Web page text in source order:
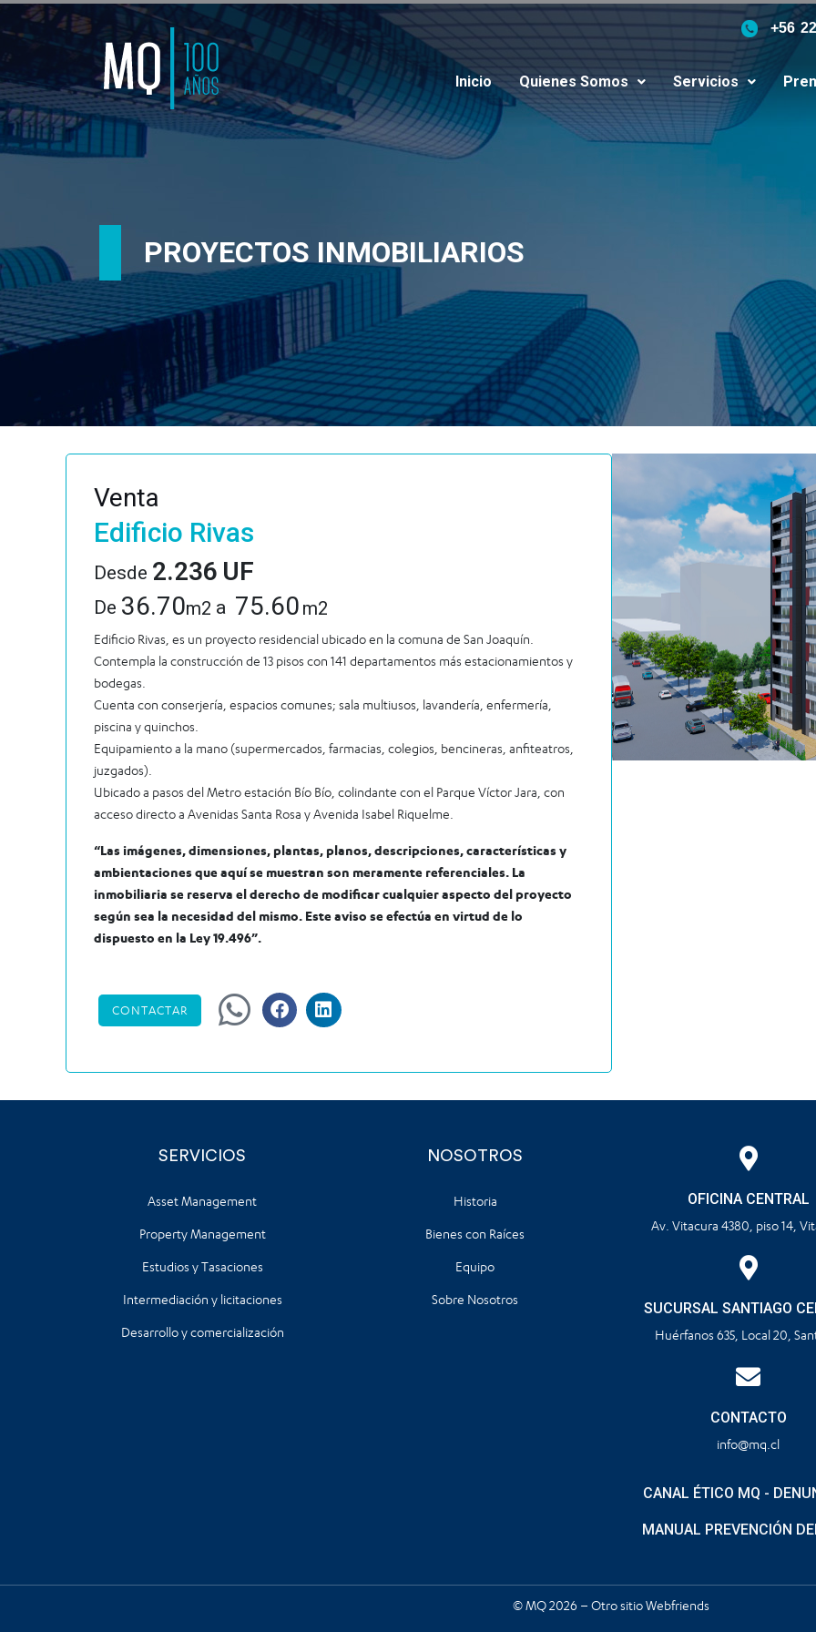
+56
Inicio Quienes Somos Servicios
PROYECTOS INMOBILIARIOS
Venta
Edificio Rivas
Desde 2.236 UF
De 36.70m2 a 75.60 m2
Edificio Rivas, es un proyecto residencial ubicado en la comuna de San Joaquín.
Contempla la construcción de 13 pisos con 141 departamentos más estacionamientos y
bodegas.
Cuenta con conserjería, espacios comunes; sala multiusos, lavandería, enfermería,
piscina y quinchos.
Equipamiento a la mano (supermercados, farmacias, colegios, bencineras, anfiteatros,
juzgados).
Ubicado a pasos del Metro estación Bío Bío, colindante con el Parque Víctor Jara, con
acceso directo a Avenidas Santa Rosa y Avenida Isabel Riquelme.
“Las imágenes, dimensiones, plantas, planos, descripciones, características y
ambientaciones que aquí se muestran son meramente referenciales. La
inmobiliaria se reserva el derecho de modificar cualquier aspecto del proyecto
según sea la necesidad del mismo. Este aviso se efectúa en virtud de lo
dispuesto en la Ley 19.496”.
CONTACTAR
SERVICIOS
Asset Management
Property Management
Estudios y Tasaciones
Intermediación y licitaciones
Desarrollo y comercialización
NOSOTROS
Historia
Bienes con Raíces
Equipo
Sobre Nosotros
OFICINA CENTRAL
Av. Vitacura 4380, piso 14,
SUCURSAL SANTIAGO
Huérfanos 635, Local 20,
CONTACTO
info@mq.cl
CANAL ÉTICO MQ -
MANUAL PREVENCIÓN
© MQ 2026 – Otro sitioWebfriends